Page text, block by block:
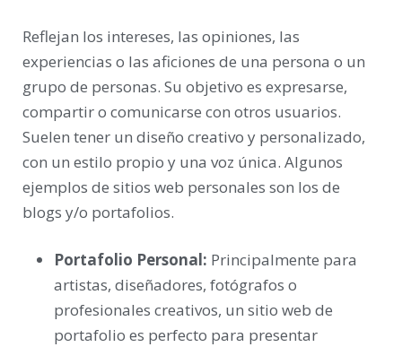
Reflejan los intereses, las opiniones, las
experiencias o las aficiones de una persona o un
grupo de personas. Su objetivo es expresarse,
compartir o comunicarse con otros usuarios.
Suelen tener un diseño creativo y personalizado,
con un estilo propio y una voz única. Algunos
ejemplos de sitios web personales son los de
blogs y/o portafolios.
Portafolio Personal: Principalmente para
artistas, diseñadores, fotógrafos o
profesionales creativos, un sitio web de
portafolio es perfecto para presentar